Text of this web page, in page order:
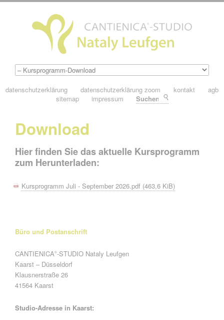
datenschutzerklärung datenschutzerklärung zoom kontakt
agb
sitemap
impressum
Download
Hier finden Sie das aktuelle Kursprogramm
zum Herunterladen:
Kursprogramm Juli - September 2026.pdf (463,6 KiB)
Büro und Postanschrift
CANTIENICA®-STUDIO Nataly Leufgen
Kaarst – Düsseldorf
Klausnerstraße 26
41564 Kaarst
Studio-Adresse in Kaarst: